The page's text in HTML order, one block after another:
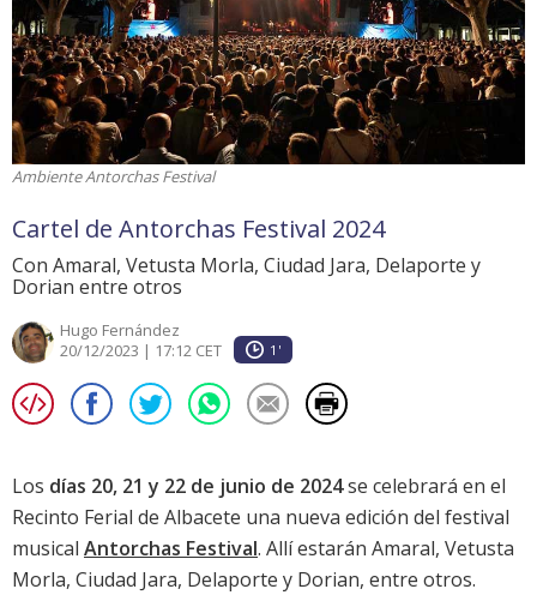
Ambiente Antorchas Festival
Cartel de Antorchas Festival 2024
Con Amaral, Vetusta Morla, Ciudad Jara, Delaporte y
Dorian entre otros
Hugo Fernández
20/12/2023 | 17:12 CET
1'
Los días 20, 21 y 22 de junio de 2024se celebrará en el
Recinto Ferial de Albacete una nueva edición del festival
musical Antorchas Festival. Allí estarán Amaral, Vetusta
Morla, Ciudad Jara, Delaporte y Dorian, entre otros.